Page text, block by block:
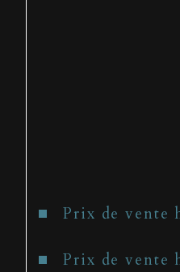
Prix de vente
Prix de vente